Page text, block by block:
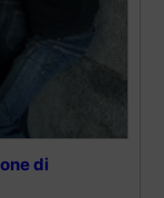
di